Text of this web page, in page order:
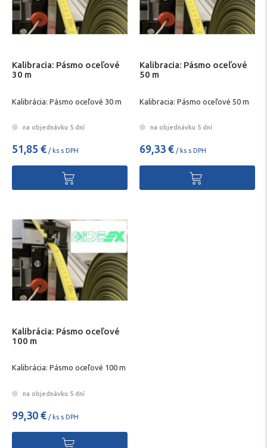
Kalibracia: Pásmo oceľové
30 m
Kalibrácia: Pásmo oceľové 30 m
na objednávku 5 dní
51,85 € / ks s DPH
Kalibracia: Pásmo oceľové
50 m
Kalibracia: Pásmo oceľové 50 m
na objednávku 5 dní
69,33 € / ks s DPH
Kalibrácia: Pásmo oceľové
100 m
Kalibrácia: Pásmo oceľové 100 m
na objednávku 5 dní
99,30 € / ks s DPH